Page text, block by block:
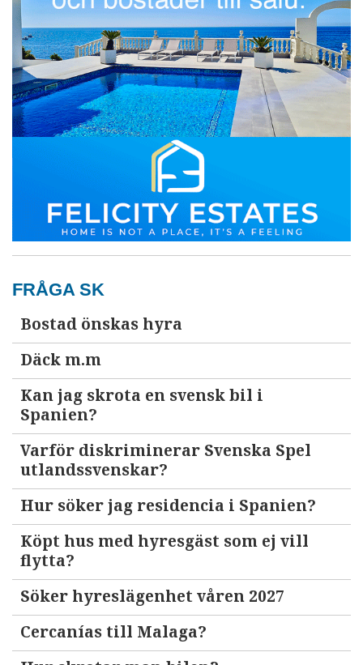
FRÅGA SK
Bostad önskas hyra
Däck m.m
Kan jag skrota en svensk bil i
Spanien?
Varför diskriminerar Svenska Spel
utlandssvenskar?
Hur söker jag residencia i Spanien?
Köpt hus med hyresgäst som ej vill
flytta?
Söker hyreslägenhet våren 2027
Cercanías till Malaga?